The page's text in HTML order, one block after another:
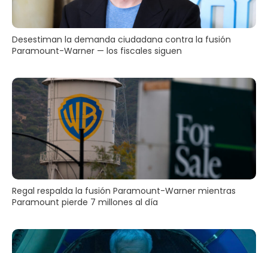
Desestiman la demanda ciudadana contra la fusión
Paramount-Warner — los fiscales siguen
Regal respalda la fusión Paramount-Warner mientras
Paramount pierde 7 millones al día